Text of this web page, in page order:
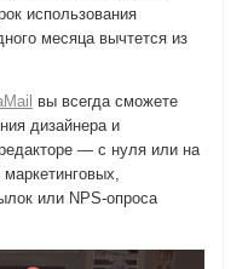
использования
месяца вычтется из
вы всегда сможете
дизайнера и
— с нуля или на
или NPS-опроса